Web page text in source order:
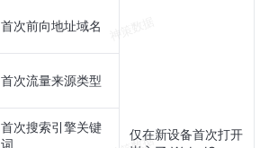
仅在新设备首次打开
首次前向地址域名
首次流量来源类型
首次搜索引擎关键
词